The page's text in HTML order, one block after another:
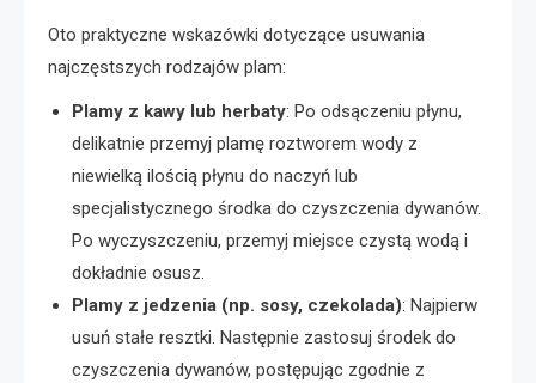
Oto praktyczne wskazówki dotyczące usuwania
najczęstszych rodzajów plam:
Plamy z kawy lub herbaty: Po odsączeniu płynu,
delikatnie przemyj plamę roztworem wody z
niewielką ilością płynu do naczyń lub
specjalistycznego środka do czyszczenia dywanów.
Po wyczyszczeniu, przemyj miejsce czystą wodą i
dokładnie osusz.
Plamy z jedzenia (np. sosy, czekolada): Najpierw
usuń stałe resztki. Następnie zastosuj środek do
czyszczenia dywanów, postępując zgodnie z